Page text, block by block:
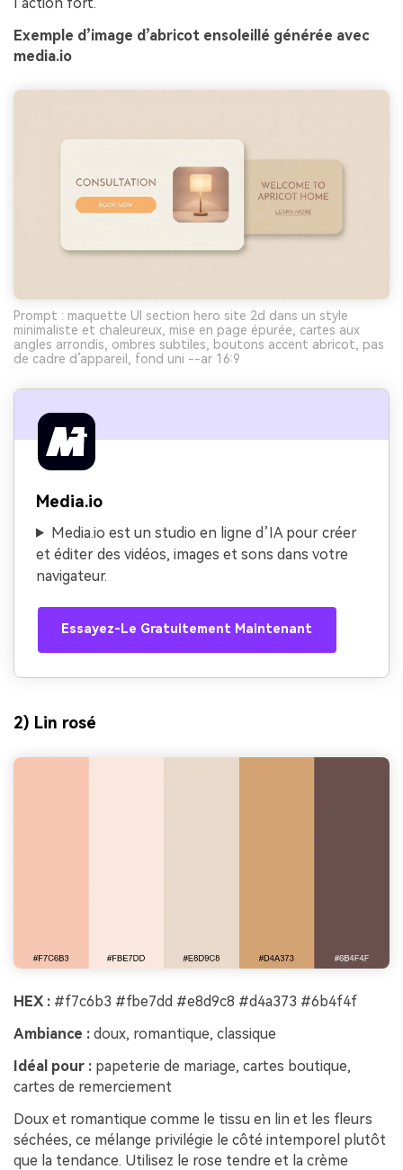
l’action fort.
Exemple d’image d’abricot ensoleillé générée avec
media.io
Prompt : maquette UI section hero site 2d dans un style
minimaliste et chaleureux, mise en page épurée, cartes aux
angles arrondis, ombres subtiles, boutons accent abricot, pas
de cadre d’appareil, fond uni --ar 16:9
Media.io
Media.io est un studio en ligne d’IA pour créer
et éditer des vidéos, images et sons dans votre
navigateur.
Essayez-Le Gratuitement Maintenant
2) Lin rosé
HEX : #f7c6b3 #fbe7dd #e8d9c8 #d4a373 #6b4f4f
Ambiance : doux, romantique, classique
Idéal pour : papeterie de mariage, cartes boutique,
cartes de remerciement
Doux et romantique comme le tissu en lin et les fleurs
séchées, ce mélange privilégie le côté intemporel plutôt
que la tendance. Utilisez le rose tendre et la crème